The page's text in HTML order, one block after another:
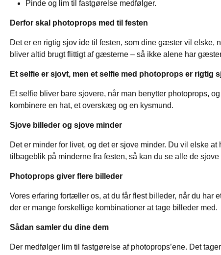
Pinde og lim til fastgørelse medfølger.
Derfor skal photoprops med til festen
Det er en rigtig sjov ide til festen, som dine gæster vil elske,
bliver altid brugt flittigt af gæsterne – så ikke alene har
Et selfie er sjovt, men et selfie med photoprops er rigtig
Et selfie bliver bare sjovere, når man benytter photoprops,
kombinere en hat, et overskæg og en kysmund.
Sjove billeder og sjove minder
Det er minder for livet, og det er sjove minder. Du vil elske
tilbageblik på minderne fra festen, så kan du se alle de
Photoprops giver flere billeder
Vores erfaring fortæller os, at du får flest billeder, når du har
der er mange forskellige kombinationer at tage billeder med.
Sådan samler du dine dem
Der medfølger lim til fastgørelse af photoprops’ene. Det